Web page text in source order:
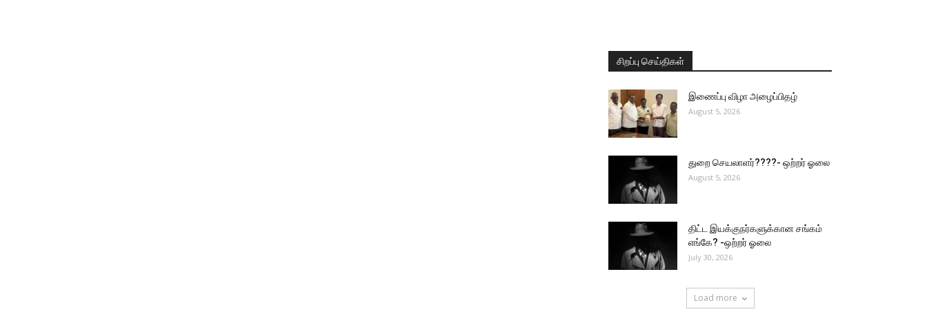
சிறப்பு செய்திகள்
இணைப்பு விழா அழைப்பிதழ்
August 5, 2026
துறை செயலாளர்????- ஒற்றர் ஓலை
August 5, 2026
திட்ட இயக்குநர்களுக்கான சங்கம்
எங்கே? -ஒற்றர் ஓலை
July 30, 2026
Load more